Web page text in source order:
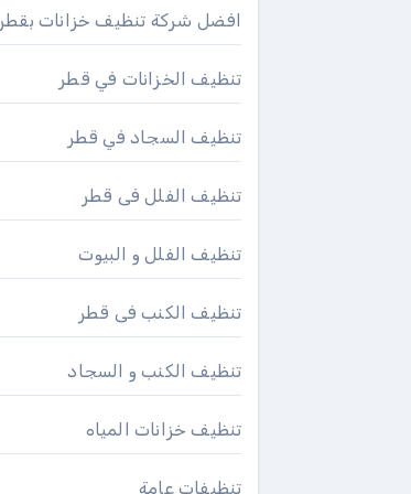
افضل شركة تنظيف خزانات بقطر
تنظيف الخزانات في قطر
تنظيف السجاد في قطر
تنظيف الفلل فى قطر
تنظيف الفلل و البيوت
تنظيف الكنب فى قطر
تنظيف الكنب و السجاد
تنظيف خزانات المياه
تنظيفات عامة